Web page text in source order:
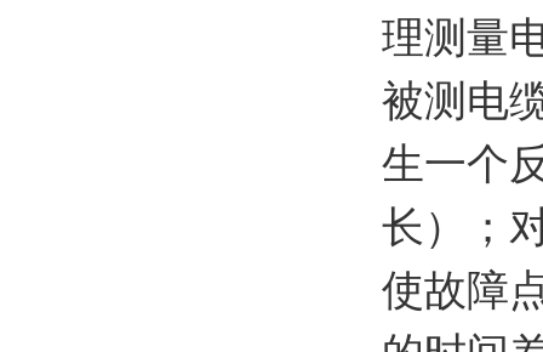
理测量
被测电
生一个
长）；
使故障